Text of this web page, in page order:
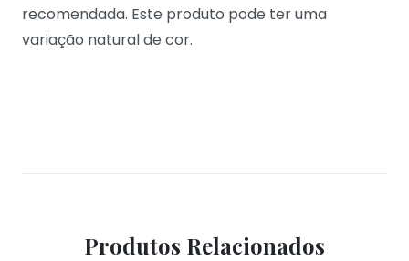
recomendada. Este produto pode ter uma
variação natural de cor.
Produtos Relacionados